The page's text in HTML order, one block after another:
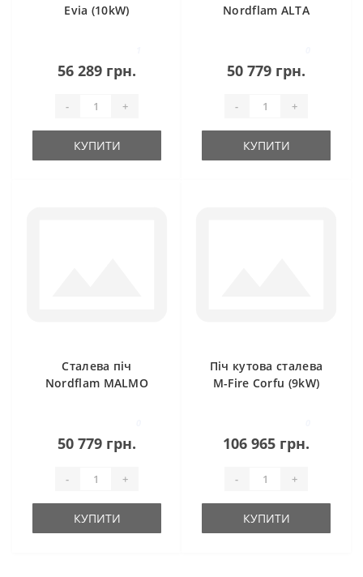
Evia (10kW)
56 289 грн.
- +
КУПИТИ
Nordflam ALTA
50 779 грн.
- +
КУПИТИ
Сталева піч
Nordflam MALMO
50 779 грн.
- +
КУПИТИ
Піч кутова сталева
M-Fire Corfu (9kW)
106 965 грн.
- +
КУПИТИ